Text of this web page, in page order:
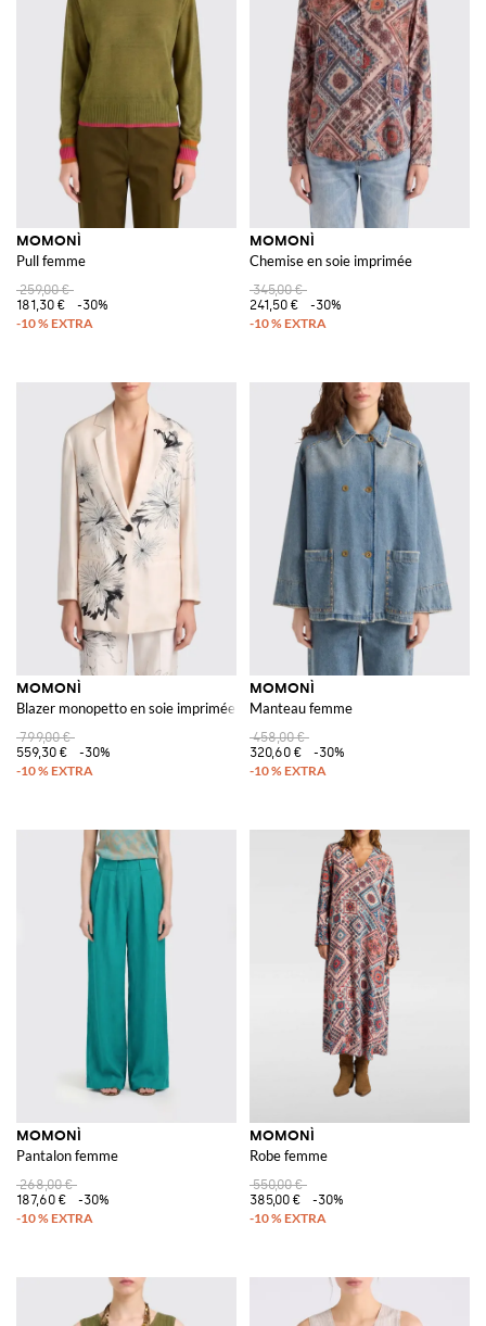
MOMONÌ
Pull femme
259,00 €
181,30 €
-30%
MOMONÌ
Chemise en soie imprimée
345,00 €
241,50 €
-30%
MOMONÌ
Blazer monopetto en soie imprimée
799,00 €
559,30 €
-30%
MOMONÌ
Manteau femme
458,00 €
320,60 €
-30%
MOMONÌ
Pantalon femme
268,00 €
187,60 €
-30%
MOMONÌ
Robe femme
550,00 €
385,00 €
-30%